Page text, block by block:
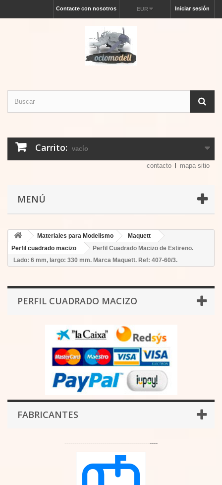
Iniciar sesión
EUR
Contacte con nosotros
Carrito: vacío
contacto mapa sitio
MENÚ
Materiales para Modelismo
Maquett
Perfil cuadrado macizo
Perfil Cuadrado Macizo de Estireno.
Lado: 6 mm, largo: 330 mm. Marca Maquett. Ref: 407-60/3.
PERFIL CUADRADO MACIZO
FABRICANTES
-----------------------------------------------